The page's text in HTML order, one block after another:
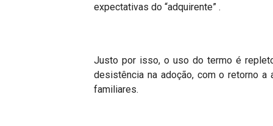
expectativas do “adquirente” .
Justo por isso, o uso do termo é
desistência na adoção, com o retorno
familiares.